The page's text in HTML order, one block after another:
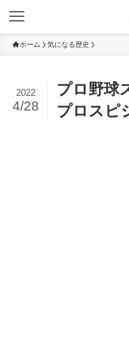
ホーム 気になる歴史
プロ野球
プロスピ
2022
4/28